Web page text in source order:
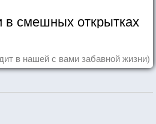
в смешных открытках
в нашей с вами забавной жизни)